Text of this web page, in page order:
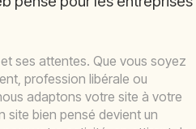
ses attentes. Que vous soyez
profession libérale ou
adaptons votre site à votre
site bien pensé devient un